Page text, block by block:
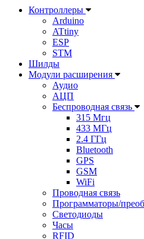
Контроллеры
Arduino
ATtiny
ESP
STM
Шилды
Модули расширения
Аудио
АЦП
Беспроводная связь
315 Мгц
433 МГц
2.4 ГГц
Bluetooth
GPS
GSM
WiFi
Проводная связь
Программаторы/
Светодиоды
Часы
RFID